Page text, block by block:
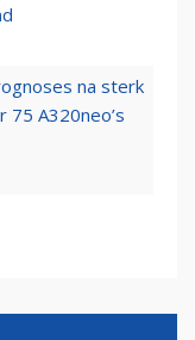
na sterk
75 A320neo’s